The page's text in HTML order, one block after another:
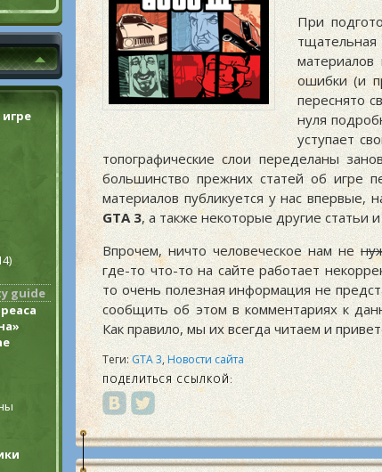
guide
При
ошибки (и
переснято
нуля
уступает
топографические слои переделаны
большинство прежних статей об игре
материалов публикуется у нас впервые,
GTA 3, а также некоторые другие статьи
Впрочем, ничто человеческое нам не
где-то что-то на сайте работает
то очень полезная информация не
сообщить об этом в комментариях к
Как правило, мы их всегда читаем и
Теги: GTA 3,Новости сайта
ПОДЕЛИТЬСЯ ССЫЛКОЙ: